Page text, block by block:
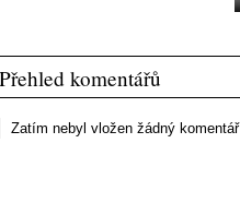
Přehled komentářů
Zatím nebyl vložen žádný komentář